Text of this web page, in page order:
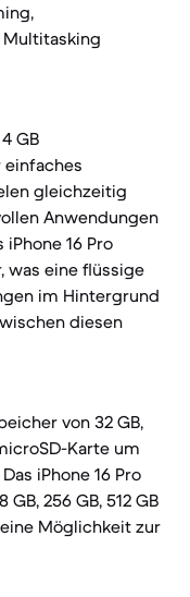
GB
gleichzeitig
Anwendungen
16 Pro
was eine flüssige
im Hintergrund
diesen
von 32 GB,
Karte um
iPhone 16 Pro
256 GB, 512 GB
Möglichkeit zur